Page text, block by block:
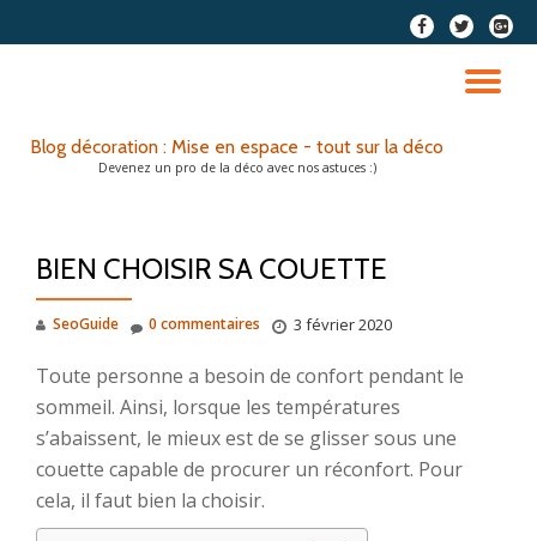
fa-
facebook
fa-
twitter
fa-
plus-
Blog décoration : Mise en espace - tout sur la déco
Devenez un pro de la déco avec nos astuces :)
BIEN CHOISIR SA COUETTE
SeoGuide 3 février 2020
0 commentaires
Toute personne a besoin de confort pendant le
sommeil. Ainsi, lorsque les températures
s’abaissent, le mieux est de se glisser sous une
couette capable de procurer un réconfort. Pour
cela, il faut bien la choisir.